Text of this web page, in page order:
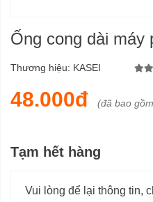
Ống cong dài máy
Thương hiệu: KASEI
48.000đ (đã bao
Tạm hết hàng
Vui lòng để lại thông tin,